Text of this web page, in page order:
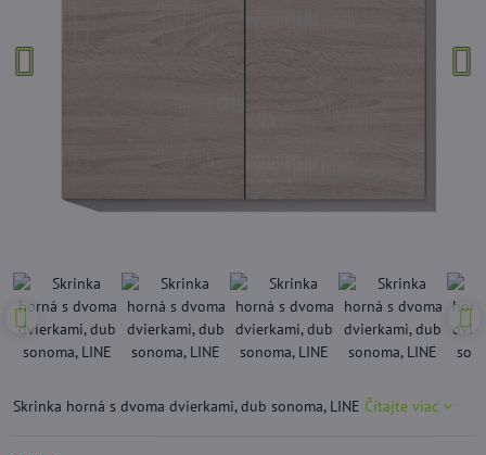
Skrinka horná s dvoma dvierkami, dub sonoma, LINE Čítajte viac